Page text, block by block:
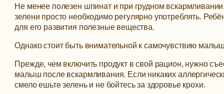
Не менее полезен шпинат и при грудном
зелени просто необходимо регулярно употреблять.
для его развития полезные вещества.
Однако стоит быть внимательной к самочувствию
Прежде, чем включить продукт в свой рацион, нужно
малыш после вскармливания. Если никаких
смело ешьте зелень и не бойтесь за здоровье крохи.